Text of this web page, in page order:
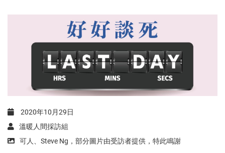
2020年10月29日
溫暖人間採訪組
可人、Steve Ng，部分圖片由受訪者提供，特此鳴謝